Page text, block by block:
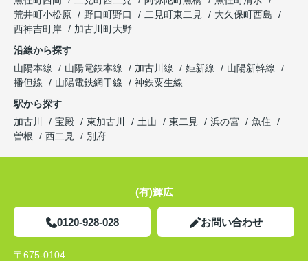
荒井町小松原
野口町野口 二見町東二見
大久保町西島
西神吉町岸
加古川町大野
沿線から探す
山陽本線
山陽電鉄本線 加古川線 姫新線
山陽新幹線
播但線
山陽電鉄網干線
神鉄粟生線
駅から探す
加古川
宝殿 東加古川 土山 東二見 浜の宮
魚住
曽根
西二見 別府
(有)輝広
0120-928-028 お問い合わせ
〒675-0104